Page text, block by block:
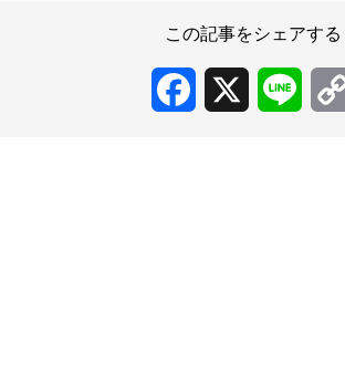
この記事をシェアする
Facebook Line